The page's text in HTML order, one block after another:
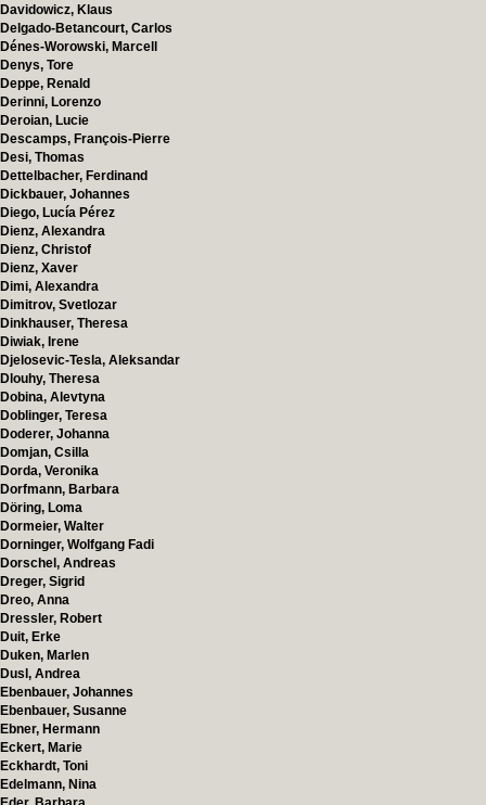
Davidowicz, Klaus
Delgado-Betancourt, Carlos
Dénes-Worowski, Marcell
Denys, Tore
Deppe, Renald
Derinni, Lorenzo
Deroian, Lucie
Descamps, François-Pierre
Desi, Thomas
Dettelbacher, Ferdinand
Dickbauer, Johannes
Diego, Lucía Pérez
Dienz, Alexandra
Dienz, Christof
Dienz, Xaver
Dimi, Alexandra
Dimitrov, Svetlozar
Dinkhauser, Theresa
Diwiak, Irene
Djelosevic-Tesla, Aleksandar
Dlouhy, Theresa
Dobina, Alevtyna
Doblinger, Teresa
Doderer, Johanna
Domjan, Csilla
Dorda, Veronika
Dorfmann, Barbara
Döring, Loma
Dormeier, Walter
Dorninger, Wolfgang Fadi
Dorschel, Andreas
Dreger, Sigrid
Dreo, Anna
Dressler, Robert
Duit, Erke
Duken, Marlen
Dusl, Andrea
Ebenbauer, Johannes
Ebenbauer, Susanne
Ebner, Hermann
Eckert, Marie
Eckhardt, Toni
Edelmann, Nina